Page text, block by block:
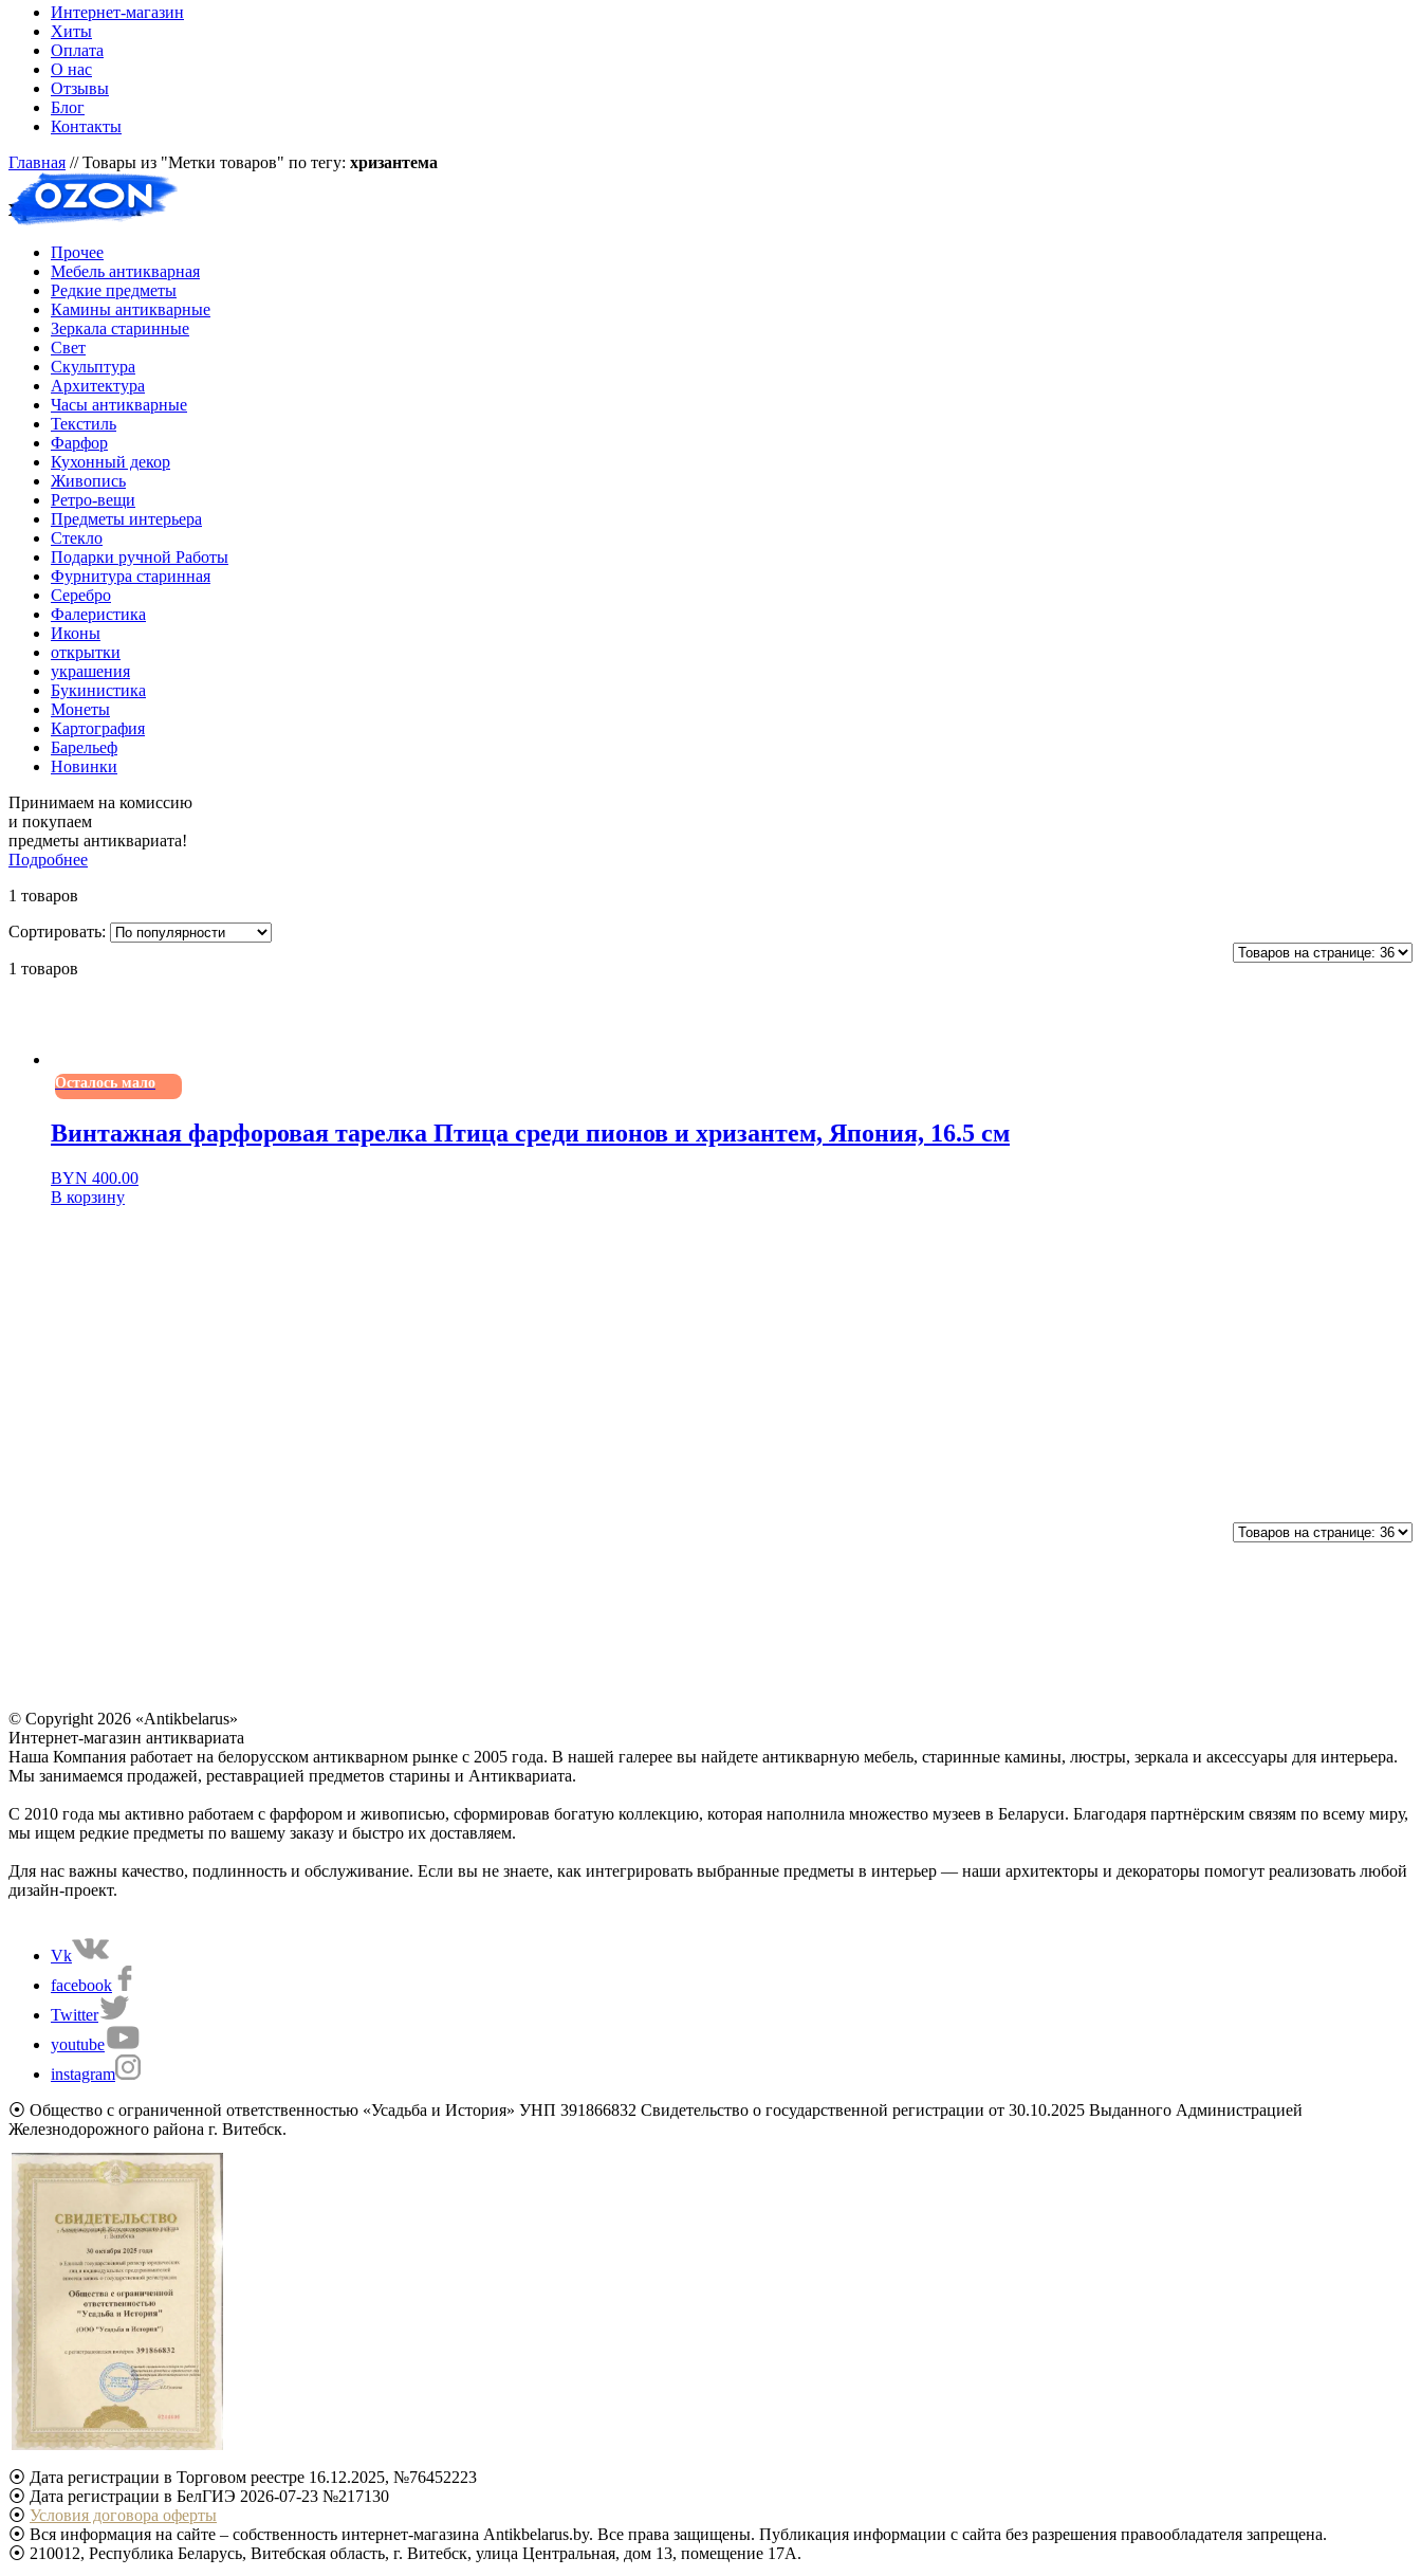
Интернет-магазин
Хиты
Оплата
О нас
Отзывы
Блог
Контакты
Главная //Товары из "Метки товаров" по тегу: хризантема
хризантема
Прочее
Мебель антикварная
Редкие предметы
Камины антикварные
Зеркала старинные
Свет
Скульптура
Архитектура
Часы антикварные
Текстиль
Фарфор
Кухонный декор
Живопись
Ретро-вещи
Предметы интерьера
Стекло
Подарки ручной Работы
Фурнитура старинная
Серебро
Фалеристика
Иконы
открытки
украшения
Букинистика
Монеты
Картография
Барельеф
Новинки
Принимаем на комиссию
и покупаем
предметы антиквариата!
Подробнее
1 товаров
Сортировать:
1 товаров
Осталось мало
Винтажная фарфоровая тарелка Птица среди пионов и хризантем, Япония, 16.5 см
BYN 400.00
В корзину
© Copyright 2026 «Antikbelarus»
Интернет-магазин антиквариата
Наша Компания работает на белорусском антикварном рынке с 2005 года. В нашей галерее вы найдете антикварную мебель, старинные камины, люстры, зеркала и аксессуары для интерьера.
Мы занимаемся продажей, реставрацией предметов старины и Антиквариата.
С 2010 года мы активно работаем с фарфором и живописью, сформировав богатую коллекцию, которая наполнила множество музеев в Беларуси. Благодаря партнёрским связям по всему миру,
мы ищем редкие предметы по вашему заказу и быстро их доставляем.
Для нас важны качество, подлинность и обслуживание. Если вы не знаете, как интегрировать выбранные предметы в интерьер — наши архитекторы и декораторы помогут реализовать любой
дизайн-проект.
Vk
facebook
Twitter
youtube
instagram
⦿ Общество с ограниченной ответственностью «Усадьба и История» УНП 391866832 Свидетельство о государственной регистрации от 30.10.2025 Выданного Администрацией
Железнодорожного района г. Витебск.
⦿ Дата регистрации в Торговом реестре 16.12.2025, №76452223
⦿ Дата регистрации в БелГИЭ 2026-07-23 №217130
⦿ Условия договора оферты
⦿ Вся информация на сайте – собственность интернет-магазина Antikbelarus.by. Все права защищены. Публикация информации с сайта без разрешения правообладателя запрещена.
⦿ 210012, Республика Беларусь, Витебская область, г. Витебск, улица Центральная, дом 13, помещение 17А.